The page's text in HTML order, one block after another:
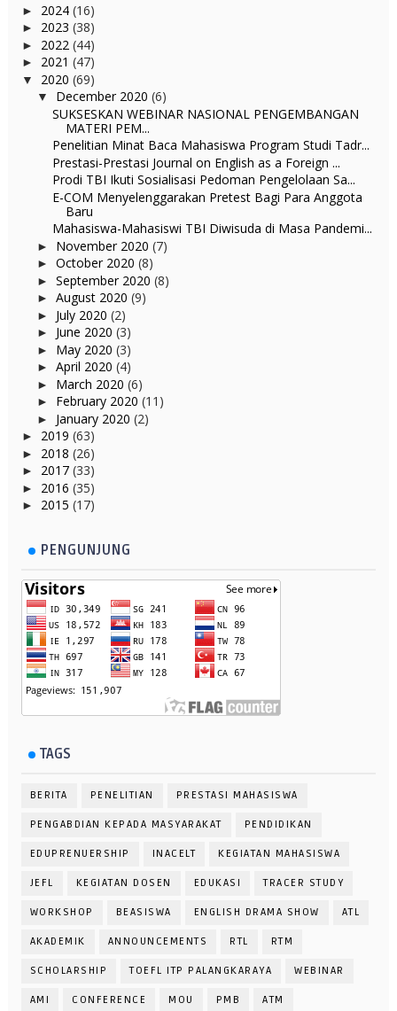
► 2024 (16)
► 2023 (38)
► 2022 (44)
► 2021 (47)
▼ 2020 (69)
▼ December 2020 (6)
SUKSESKAN WEBINAR NASIONAL PENGEMBANGAN
MATERI PEM...
Penelitian Minat Baca Mahasiswa Program Studi Tadr...
Prestasi-Prestasi Journal on English as a Foreign ...
Prodi TBI Ikuti Sosialisasi Pedoman Pengelolaan Sa...
E-COM Menyelenggarakan Pretest Bagi Para Anggota
Baru
Mahasiswa-Mahasiswi TBI Diwisuda di Masa Pandemi...
► November 2020 (7)
► October 2020 (8)
► September 2020 (8)
► August 2020 (9)
► July 2020 (2)
► June 2020 (3)
► May 2020 (3)
► April 2020 (4)
► March 2020 (6)
► February 2020 (11)
► January 2020 (2)
► 2019 (63)
► 2018 (26)
► 2017 (33)
► 2016 (35)
► 2015 (17)
PENGUNJUNG
TAGS
BERITA PENELITIAN PRESTASI MAHASISWA
PENGABDIAN KEPADA MASYARAKAT PENDIDIKAN
EDUPRENUERSHIP INACELT KEGIATAN MAHASISWA
JEFL KEGIATAN DOSEN EDUKASI TRACER STUDY
WORKSHOP BEASISWA ENGLISH DRAMA SHOW ATL
AKADEMIK ANNOUNCEMENTS RTL RTM
SCHOLARSHIP TOEFL ITP PALANGKARAYA WEBINAR
AMI CONFERENCE MOU PMB ATM